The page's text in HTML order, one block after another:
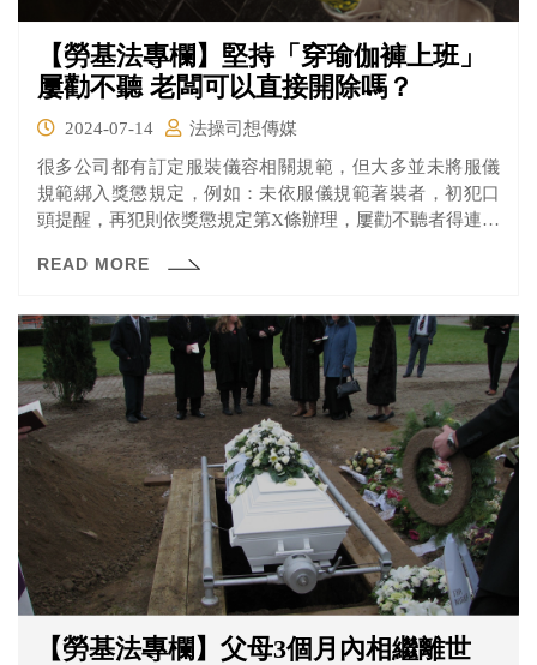
【勞基法專欄】堅持「穿瑜伽褲上班」
屢勸不聽 老闆可以直接開除嗎？
2024-07-14
法操司想傳媒
很多公司都有訂定服裝儀容相關規範，但大多並未將服儀
規範綁入獎懲規定，例如：未依服儀規範著裝者，初犯口
頭提醒，再犯則依獎懲規定第X條辦理，屢勸不聽者得連續
READ MORE
【勞基法專欄】父母3個月內相繼離世